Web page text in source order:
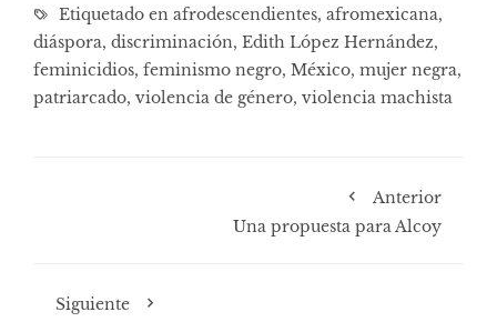
Etiquetado en afrodescendientes, afromexicana,
diáspora, discriminación, Edith López Hernández,
feminicidios, feminismo negro, México, mujer negra,
patriarcado, violencia de género, violencia machista
Anterior
Una propuesta para Alcoy
Siguiente